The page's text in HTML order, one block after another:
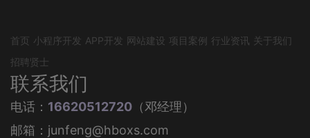
首页 小程序开发 APP开发 网站建设 项目案例 行业资讯 关于我们
招聘贤士
联系我们
电话： 16620512720 （邓经理）
邮箱：junfeng@hboxs.com